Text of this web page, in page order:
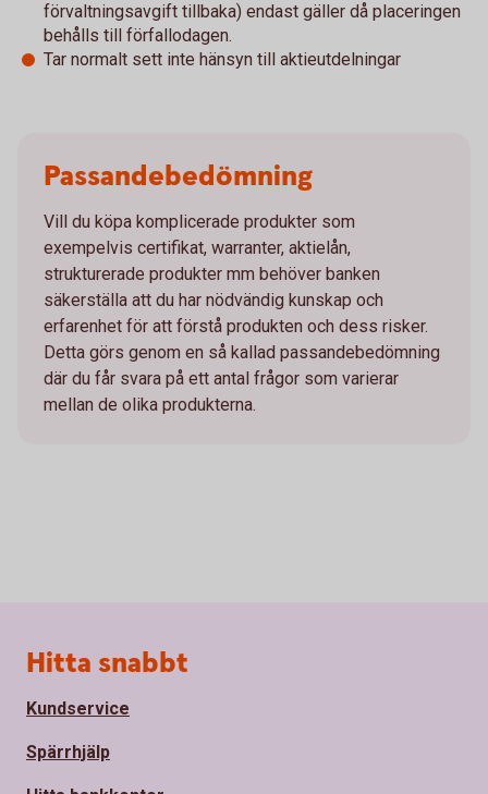
förvaltningsavgift tillbaka) endast gäller då placeringen
behålls till förfallodagen.
Tar normalt sett inte hänsyn till aktieutdelningar
Passandebedömning
Vill du köpa komplicerade produkter som
exempelvis certifikat, warranter, aktielån,
strukturerade produkter mm behöver banken
säkerställa att du har nödvändig kunskap och
erfarenhet för att förstå produkten och dess risker.
Detta görs genom en så kallad passandebedömning
där du får svara på ett antal frågor som varierar
mellan de olika produkterna.
Sidfot
Hitta snabbt
Kundservice
Spärrhjälp